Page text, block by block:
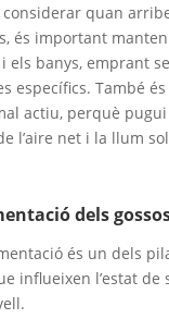
quan
és important
els banys, emprant
específics. També
actiu, perquè
l’aire net i la llum
dels
és un dels
influeixen l’estat de